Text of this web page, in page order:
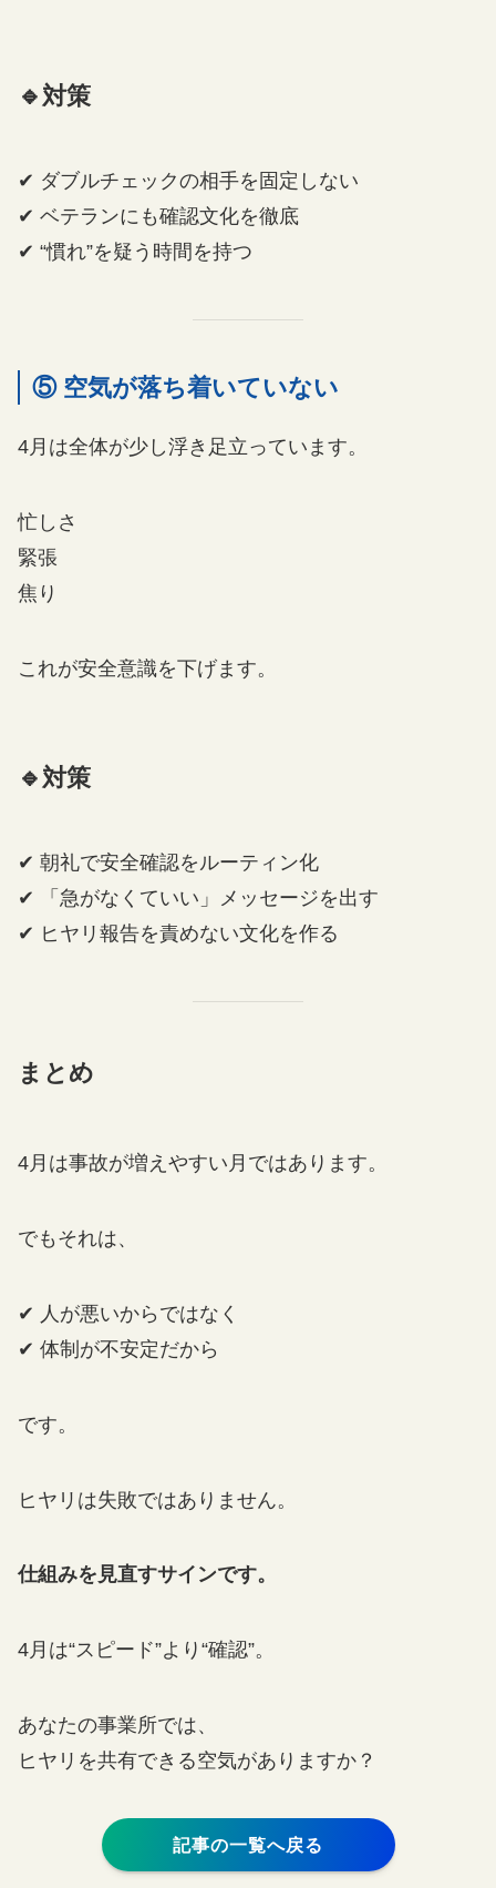
🔹対策
✔ ダブルチェックの相手を固定しない
✔ ベテランにも確認文化を徹底
✔ “慣れ”を疑う時間を持つ
⑤ 空気が落ち着いていない
4月は全体が少し浮き足立っています。
忙しさ
緊張
焦り
これが安全意識を下げます。
🔹対策
✔ 朝礼で安全確認をルーティン化
✔ 「急がなくていい」メッセージを出す
✔ ヒヤリ報告を責めない文化を作る
まとめ
4月は事故が増えやすい月ではあります。
でもそれは、
✔ 人が悪いからではなく
✔ 体制が不安定だから
です。
ヒヤリは失敗ではありません。
仕組みを見直すサインです。
4月は“スピード”より“確認”。
あなたの事業所では、
ヒヤリを共有できる空気がありますか？
記事の一覧へ戻る